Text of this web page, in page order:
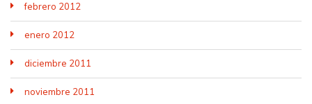
febrero 2012
enero 2012
diciembre 2011
noviembre 2011